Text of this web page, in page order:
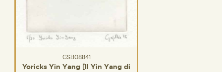
GSB08841
Yoricks Yin Yang [Il Yin Yang di